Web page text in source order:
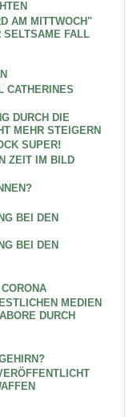
AM MITTWOCH"
SELTSAME FALL
CATHERINES
DURCH DIE
MEHR STEIGERN
SUPER!
ZEIT IM BILD
BEI DEN
BEI DEN
MEDIEN
DURCH